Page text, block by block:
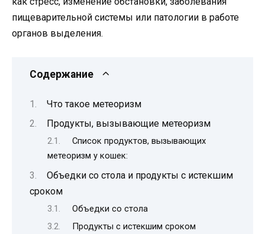
пищеварительной системы или патологии в работе
органов выделения.
Содержание
Что такое метеоризм
Продукты, вызывающие метеоризм
Список продуктов, вызывающих
метеоризм у кошек:
Объедки со стола и продукты с истекшим
сроком
Объедки со стола
Продукты с истекшим сроком